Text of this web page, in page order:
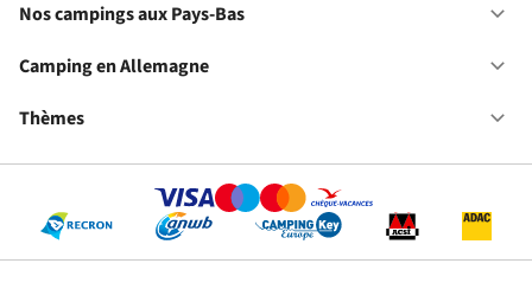
Nos campings aux Pays-Bas
Camping en Allemagne
Thèmes